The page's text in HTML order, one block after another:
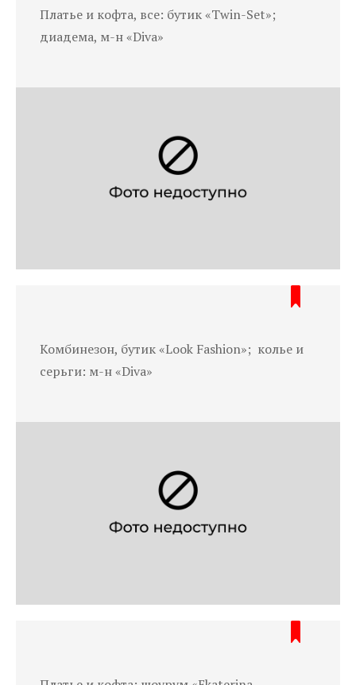
Платье и кофта, все: бутик «Twin-Set»;
диадема, м-н «Diva»
Комбинезон, бутик «Look Fashion»; колье и
серьги: м-н «Diva»